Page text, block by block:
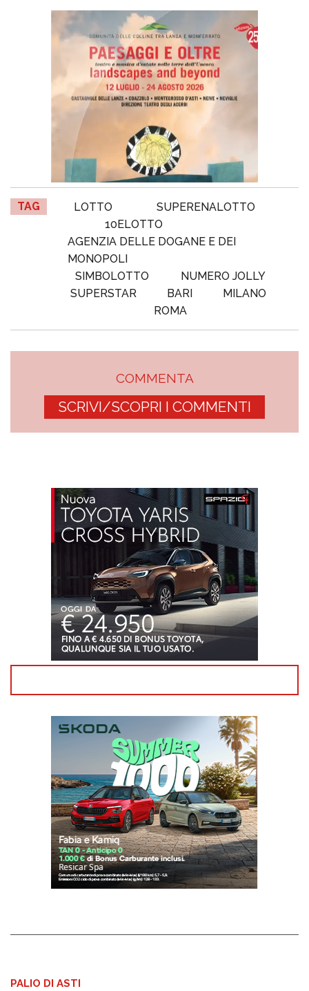
TAG LOTTO
SUPERENALOTTO
10ELOTTO
AGENZIA DELLE DOGANE E DEI
MONOPOLI
SIMBOLOTTO
NUMERO JOLLY
SUPERSTAR
BARI
MILANO
ROMA
COMMENTA
SCRIVI/SCOPRI I COMMENTI
PALIO DI ASTI